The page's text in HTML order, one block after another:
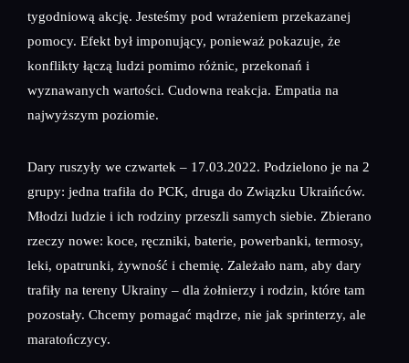
tygodniową akcję. Jesteśmy pod wrażeniem przekazanej
pomocy. Efekt był imponujący, ponieważ pokazuje, że
konflikty łączą ludzi pomimo różnic, przekonań i
wyznawanych wartości. Cudowna reakcja. Empatia na
najwyższym poziomie.
Dary ruszyły we czwartek – 17.03.2022. Podzielono je na 2
grupy: jedna trafiła do PCK, druga do Związku Ukraińców.
Młodzi ludzie i ich rodziny przeszli samych siebie. Zbierano
rzeczy nowe: koce, ręczniki, baterie, powerbanki, termosy,
leki, opatrunki, żywność i chemię. Zależało nam, aby dary
trafiły na tereny Ukrainy – dla żołnierzy i rodzin, które tam
pozostały. Chcemy pomagać mądrze, nie jak sprinterzy, ale
maratończycy.